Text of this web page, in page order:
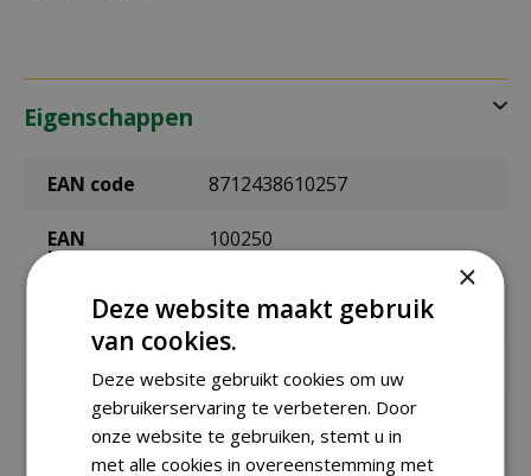
Eigenschappen
EAN code 8712438610257
EAN
leverancier
100250
Merk Jub
Zaaien onder
glas / binnen
Maart
×
Deze website maakt gebruik
van cookies.
Deze website gebruikt cookies om uw
gebruikerservaring te verbeteren. Door
onze website te gebruiken, stemt u in
met alle cookies in overeenstemming met